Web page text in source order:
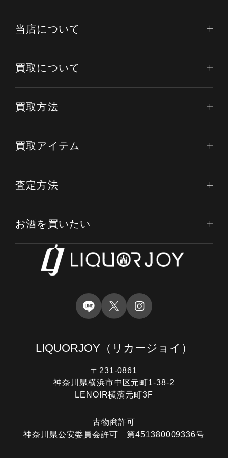
LIQUORJOY （リカージョイ）
〒231-0861
神奈川県横浜市中区元町1-38-2
LENOIR横濱元町3F
古物商許可
神奈川県公安委員会許可 第451380009336号
当店について
買取について
買取方法
買取アイテム
査定方法
お酒を買いたい